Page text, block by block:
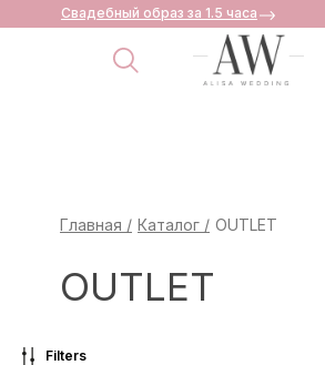
Свадебный образ за 1.5 часа
OUTLET
Главная / Каталог / OUTLET
Filters